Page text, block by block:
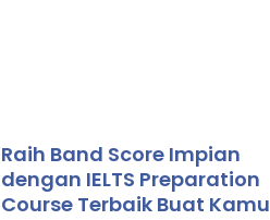
Raih Band Score Impian
dengan IELTS Preparation
Course Terbaik Buat Kamu